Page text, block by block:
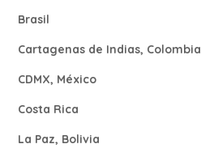
Brasil
Cartagenas de Indias, Colombia
CDMX, México
Costa Rica
La Paz, Bolivia